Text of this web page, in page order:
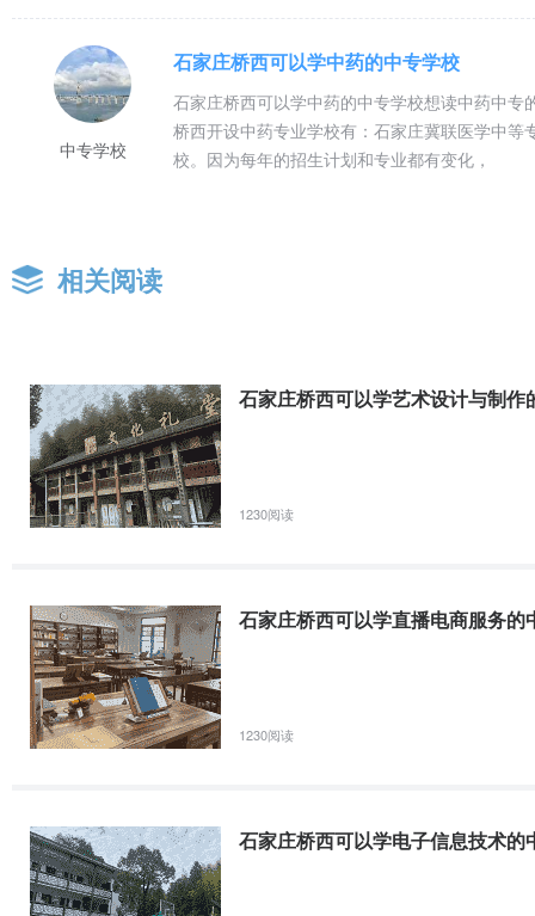
设施设备
1、国家助学金政策：石家庄天使护士学校在校家庭经济困难的学生可
国家扶贫办公布的680个县的农村学生全部享受两年国家助学金，两年共
3、天使奖学金：为了鼓励学生勤奋学习，提高学习成绩，石家庄天使
石家庄桥西中药学校及专业名单
专业代码 专业名称 学校名称
-- 中药学
中药专业介绍
1.培养目标：本专业坚持立德树人，面向中药商品经营部门、各
药仓储保管、中药材生产、中药质量检验等工作，德智体美劳全面
2.主要课程：思想道德修养与法律基础、体育与健康、计算机、
中专学校
石家庄桥西可以学中药的中专学校
石家庄桥西可以学中药的中专学校想读中药中
桥西开设中药专业学校有：石家庄冀联医学中
校。因为每年的招生计划和专业都有变化，
相关阅读
石家庄桥西可以学艺术设计与制作
1230阅读
石家庄桥西可以学直播电商服务的
1230阅读
石家庄桥西可以学电子信息技术的